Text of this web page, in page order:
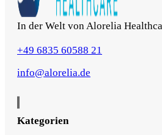
In der Welt von Alorelia
+49 6835 60588 21
info@alorelia.de
Kategorien